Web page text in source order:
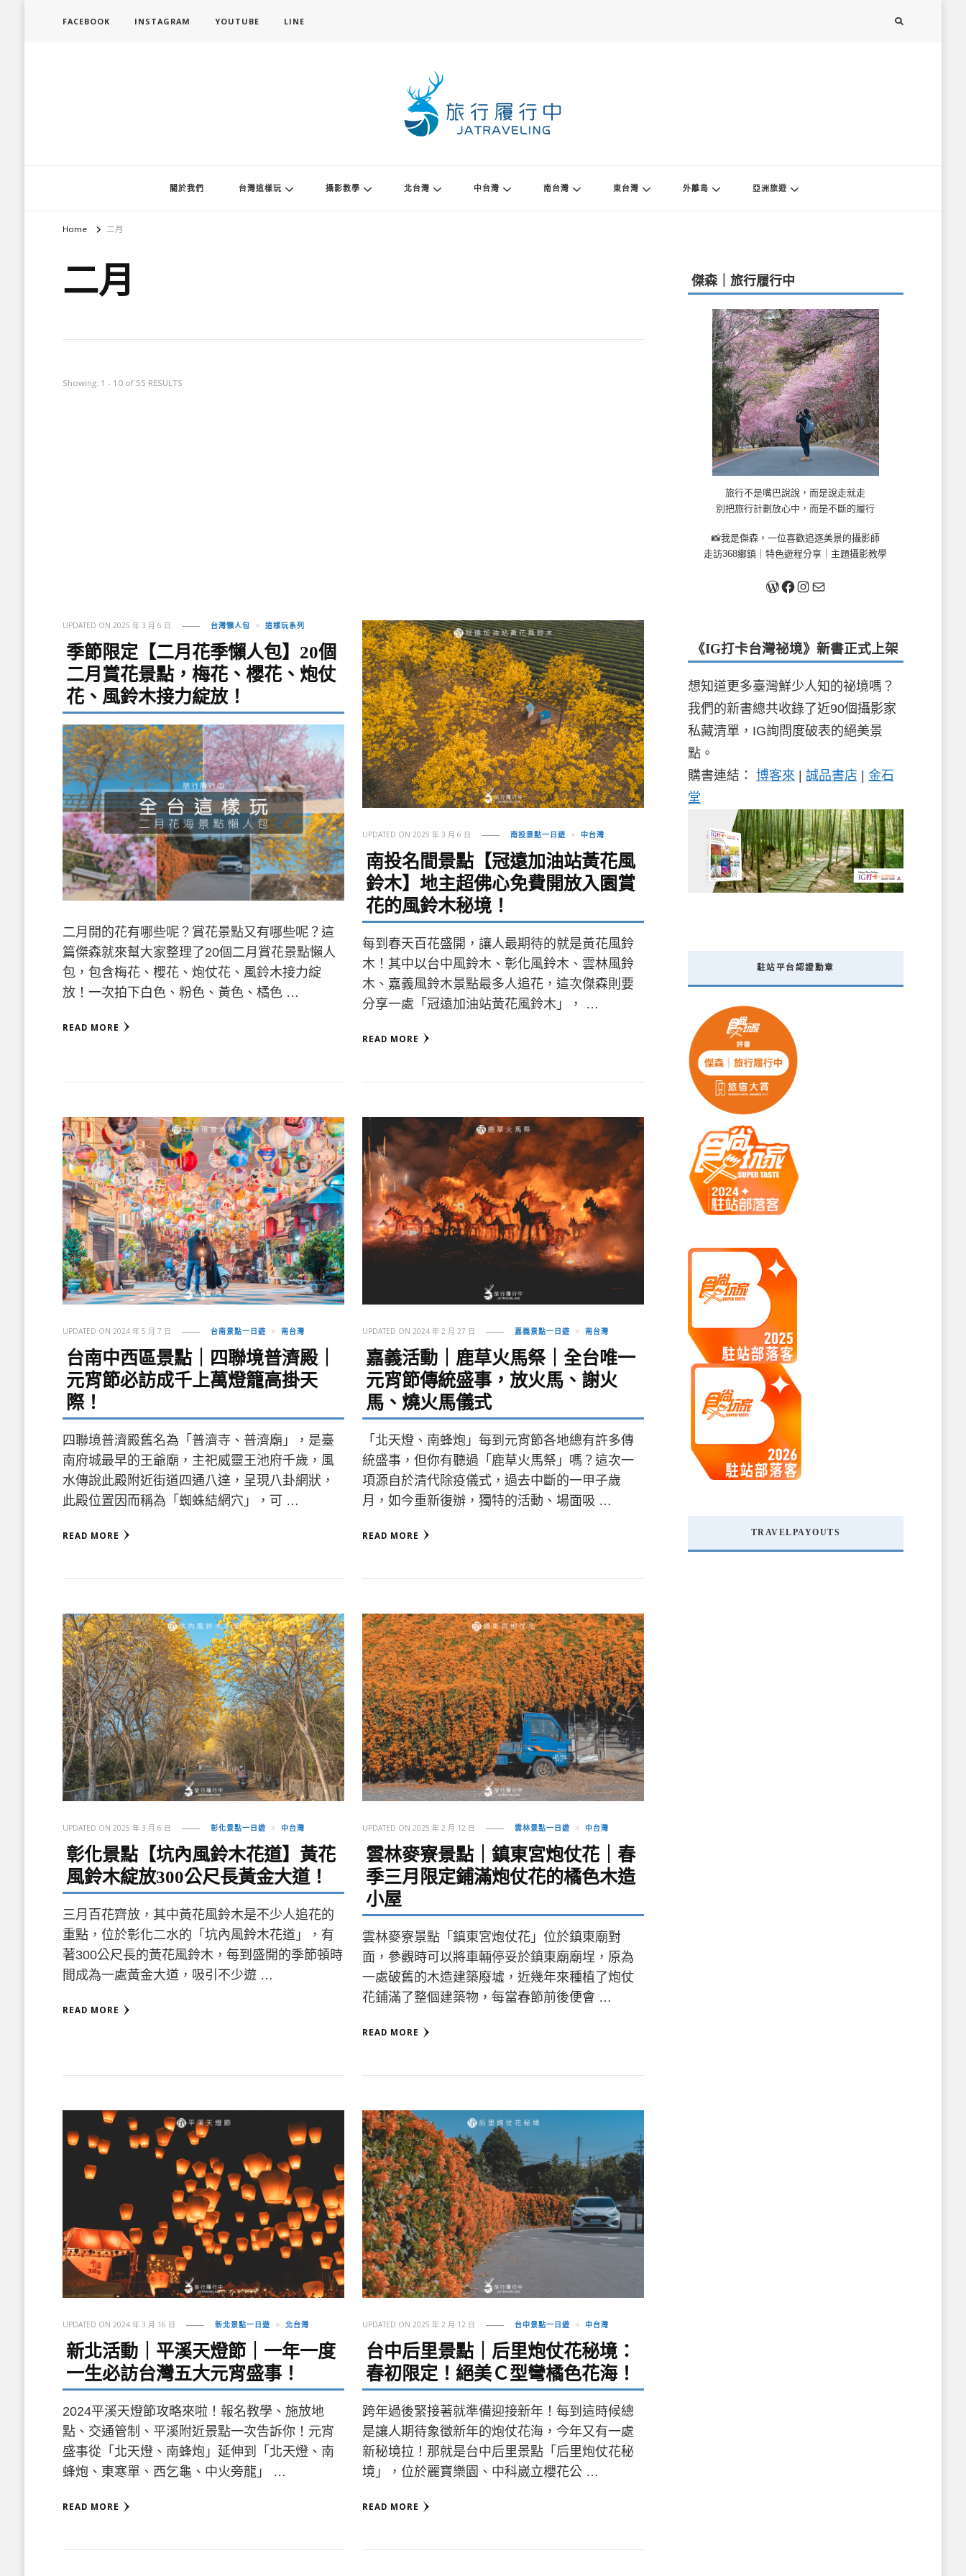
FACEBOOK INSTAGRAM YOUTUBE LINE
關於我們 台灣這樣玩 攝影教學 北台灣 中台灣 南台灣 東台灣 外離島 亞洲旅遊
Home 二月
二月
Showing: 1 - 10 of 55 RESULTS
UPDATED ON2025 年 3 月 6 日 台灣懶人包 這樣玩系列
季節限定【二月花季懶人包】20個
二月賞花景點，梅花、櫻花、炮仗
花、風鈴木接力綻放！
二月開的花有哪些呢？賞花景點又有哪些呢？這
篇傑森就來幫大家整理了20個二月賞花景點懶人
包，包含梅花、櫻花、炮仗花、風鈴木接力綻
放！一次拍下白色、粉色、黃色、橘色 …
READ MORE
UPDATED ON 2025 年 3 月 6 日 南投景點一日遊 中台灣
南投名間景點【冠遠加油站黃花風
鈴木】地主超佛心免費開放入園賞
花的風鈴木秘境！
每到春天百花盛開，讓人最期待的就是黃花風鈴
木！其中以台中風鈴木、彰化風鈴木、雲林風鈴
木、嘉義風鈴木景點最多人追花，這次傑森則要
分享一處「冠遠加油站黃花風鈴木」， …
READ MORE
UPDATED ON2024 年 5 月 7 日 台南景點一日遊 南台灣
台南中西區景點｜四聯境普濟殿｜
元宵節必訪成千上萬燈籠高掛天
際！
四聯境普濟殿舊名為「普濟寺、普濟廟」，是臺
南府城最早的王爺廟，主祀威靈王池府千歲，風
水傳說此殿附近街道四通八達，呈現八卦網狀，
此殿位置因而稱為「蜘蛛結網穴」，可 …
READ MORE
UPDATED ON 2024 年 2 月 27 日 嘉義景點一日遊 南台灣
嘉義活動｜鹿草火馬祭｜全台唯一
元宵節傳統盛事，放火馬、謝火
馬、燒火馬儀式
「北天燈、南蜂炮」每到元宵節各地總有許多傳
統盛事，但你有聽過「鹿草火馬祭」嗎？這次一
項源自於清代除疫儀式，過去中斷的一甲子歲
月，如今重新復辦，獨特的活動、場面吸 …
READ MORE
UPDATED ON2025 年 3 月 6 日 彰化景點一日遊 中台灣
彰化景點【坑內風鈴木花道】黃花
風鈴木綻放300公尺長黃金大道！
三月百花齊放，其中黃花風鈴木是不少人追花的
重點，位於彰化二水的「坑內風鈴木花道」，有
著300公尺長的黃花風鈴木，每到盛開的季節頓時
間成為一處黃金大道，吸引不少遊 …
READ MORE
UPDATED ON 2025 年 2 月 12 日 雲林景點一日遊 中台灣
雲林麥寮景點｜鎮東宮炮仗花｜春
季三月限定鋪滿炮仗花的橘色木造
小屋
雲林麥寮景點「鎮東宮炮仗花」位於鎮東廟對
面，參觀時可以將車輛停妥於鎮東廟廟埕，原為
一處破舊的木造建築廢墟，近幾年來種植了炮仗
花鋪滿了整個建築物，每當春節前後便會 …
READ MORE
UPDATED ON2024 年 3 月 16 日 新北景點一日遊 北台灣
新北活動｜平溪天燈節｜一年一度
一生必訪台灣五大元宵盛事！
2024平溪天燈節攻略來啦！報名教學、施放地
點、交通管制、平溪附近景點一次告訴你！元宵
盛事從「北天燈、南蜂炮」延伸到「北天燈、南
蜂炮、東寒單、西乞龜、中火旁龍」 …
READ MORE
UPDATED ON 2025 年 2 月 12 日 台中景點一日遊 中台灣
台中后里景點｜后里炮仗花秘境：
春初限定！絕美Ｃ型彎橘色花海！
跨年過後緊接著就準備迎接新年！每到這時候總
是讓人期待象徵新年的炮仗花海，今年又有一處
新秘境拉！那就是台中后里景點「后里炮仗花秘
境」，位於麗寶樂園、中科崴立櫻花公 …
READ MORE
傑森｜旅行履行中
旅行不是嘴巴說說，而是說走就走
別把旅行計劃放心中，而是不斷的履行
📸我是傑森，一位喜歡追逐美景的攝影師
走訪368鄉鎮｜特色遊程分享｜主題攝影教學
關於我 Facebook
Instagram
《IG打卡台灣祕境》新書正式上架
想知道更多臺灣鮮少人知的祕境嗎？
我們的新書總共收錄了近90個攝影家
私藏清單，IG詢問度破表的絕美景
點。
購書連結： 博客來 | 誠品書店 | 金石
堂
駐站平台認證勳章
TRAVELPAYOUTS